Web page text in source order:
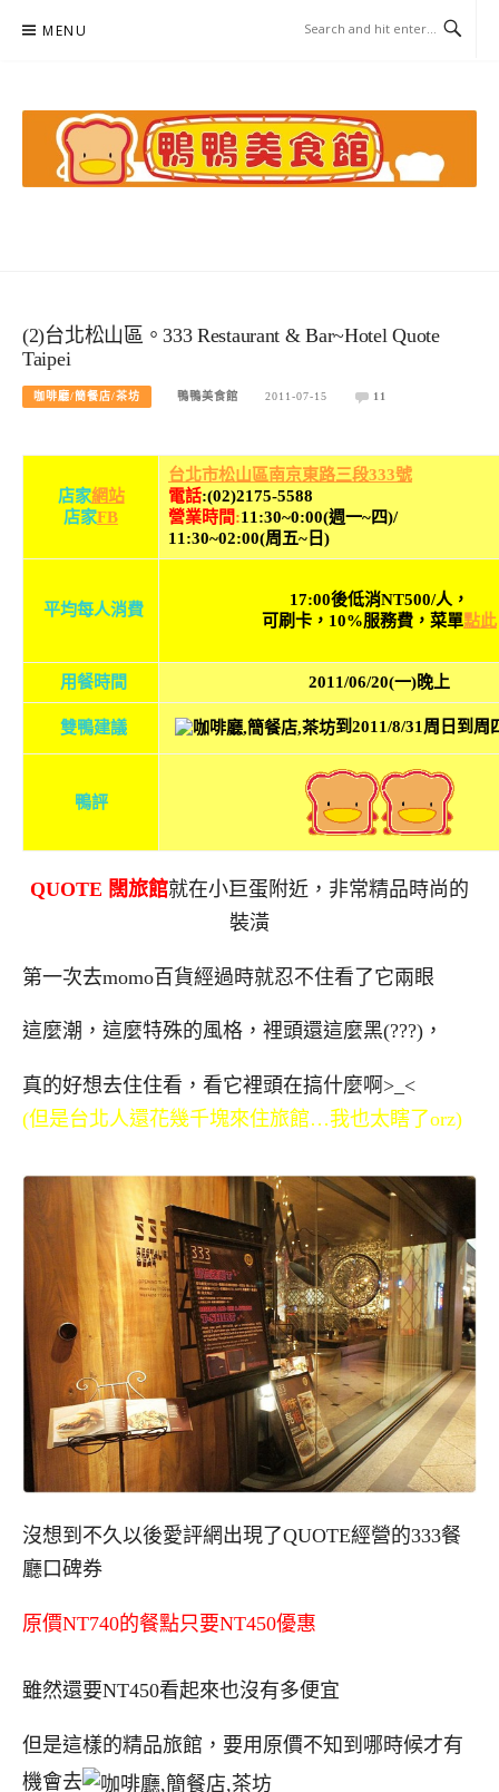
MENU
(2)台北松山區。333 Restaurant & Bar~Hotel Quote
Taipei
咖啡廳/簡餐店/茶坊 鴨鴨美食館 2011-07-15 11
店家網站
店家FB
台北市松山區南京東路三段333號
電話:(02)2175-5588
營業時間:11:30~0:00(週一~四)/
11:30~02:00(周五~日)
平均每人消費
17:00後低消NT500/人，
可刷卡，10%服務費，菜單點此
用餐時間 2011/06/20(一)晚上
雙鴨建議 到2011/8/31周日到周
鴨評
QUOTE 闊旅館就在小巨蛋附近，非常精品時尚的
裝潢
第一次去momo百貨經過時就忍不住看了它兩眼
這麼潮，這麼特殊的風格，裡頭還這麼黑(???)，
真的好想去住住看，看它裡頭在搞什麼啊>_<
(但是台北人還花幾千塊來住旅館…我也太瞎了orz)
沒想到不久以後愛評網出現了QUOTE經營的333餐
廳口碑券
原價NT740的餐點只要NT450優惠
雖然還要NT450看起來也沒有多便宜
但是這樣的精品旅館，要用原價不知到哪時候才有
機會去